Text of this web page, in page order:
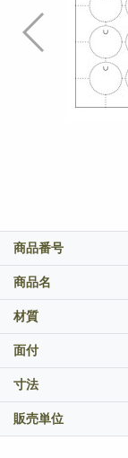
商品番号
商品名
材質
面付
寸法
販売単位